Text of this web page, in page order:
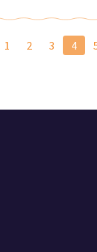
Sidor
Sida
1 Sida
2 Sida
3 4